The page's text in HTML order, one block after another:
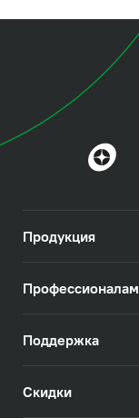
Продукция
Профессионалам
Поддержка
Скидки